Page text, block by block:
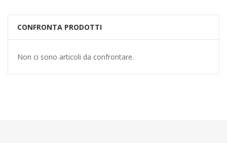
CONFRONTA PRODOTTI
Non ci sono articoli da confrontare.